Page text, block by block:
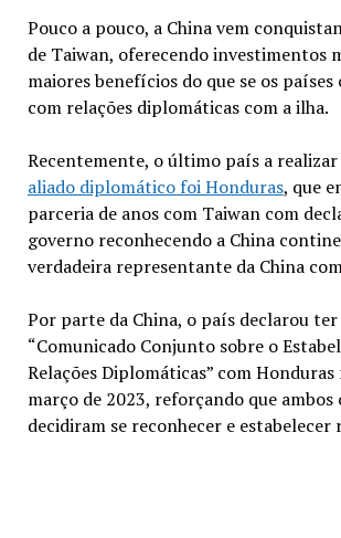
Pouco a pouco, a China vem
de Taiwan, oferecendo investimentos
maiores benefícios do que se os
com relações diplomáticas com a ilha.
Recentemente, o último país a realizar
aliado diplomático foi Honduras, que
parceria de anos com Taiwan com
governo reconhecendo a China
verdadeira representante da China
Por parte da China, o país declarou ter
“Comunicado Conjunto sobre o
Relações Diplomáticas” com
março de 2023, reforçando que ambos
decidiram se reconhecer e estabelecer